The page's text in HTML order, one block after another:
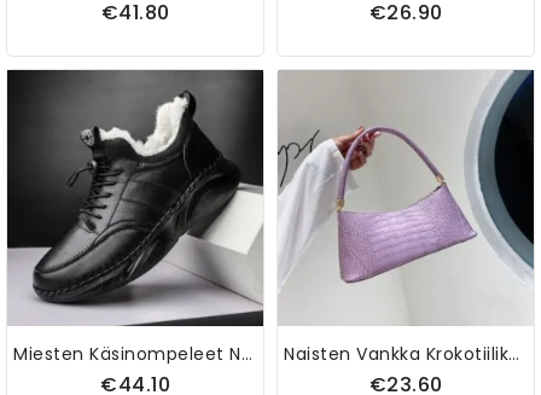
€41.80 €26.90
Miesten Käsinompeleet Nahka Kevyt Lämpimät Pehmeät Vapaa-Ajan Urheilukengät
€44.10
Naisten Vankka Krokotiilikuvioinen Olkalaukku
€23.60